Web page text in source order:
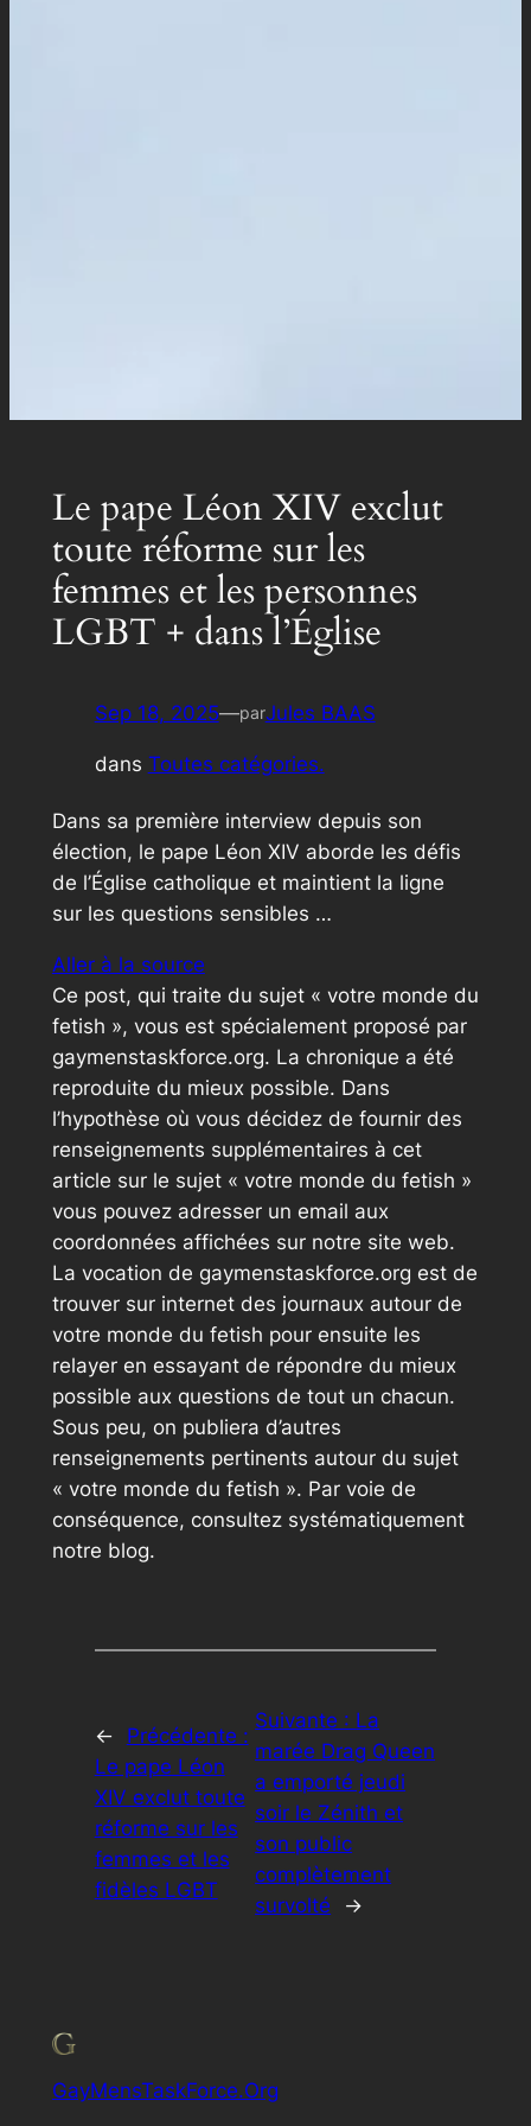
Le pape Léon XIV exclut
toute réforme sur les
femmes et les personnes
LGBT + dans l’Église
Sep 18, 2025—parJules BAAS
dans Toutes catégories.
Dans sa première interview depuis son
élection, le pape Léon XIV aborde les défis
de l’Église catholique et maintient la ligne
sur les questions sensibles …
Aller à la source
Ce post, qui traite du sujet « votre monde du
fetish », vous est spécialement proposé par
gaymenstaskforce.org. La chronique a été
reproduite du mieux possible. Dans
l’hypothèse où vous décidez de fournir des
renseignements supplémentaires à cet
article sur le sujet « votre monde du fetish »
vous pouvez adresser un email aux
coordonnées affichées sur notre site web.
La vocation de gaymenstaskforce.org est de
trouver sur internet des journaux autour de
votre monde du fetish pour ensuite les
relayer en essayant de répondre du mieux
possible aux questions de tout un chacun.
Sous peu, on publiera d’autres
renseignements pertinents autour du sujet
« votre monde du fetish ». Par voie de
conséquence, consultez systématiquement
notre blog.
←
Précédente :
Le pape Léon
XIV exclut toute
réforme sur les
femmes et les
fidèles LGBT
Suivante : La
marée Drag Queen
a emporté jeudi
soir le Zénith et
son public
complètement
survolté
→
GayMensTaskForce.Org